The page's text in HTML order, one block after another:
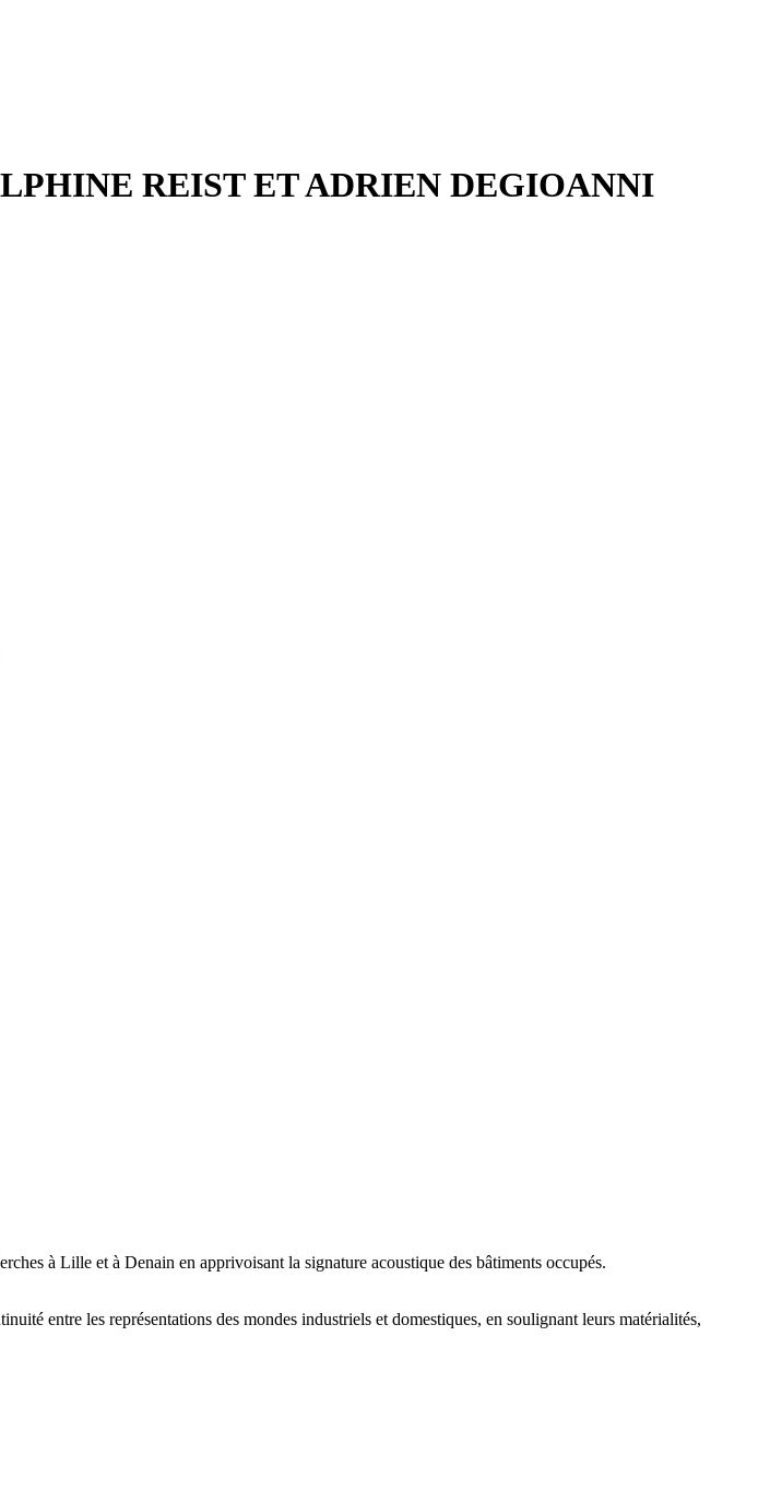
REIST ET ADRIEN DEGIOANNI
à Lille et à Denain en apprivoisant la signature acoustique des bâtiments occupés.
entre les représentations des mondes industriels et domestiques, en soulignant leurs matérialités,